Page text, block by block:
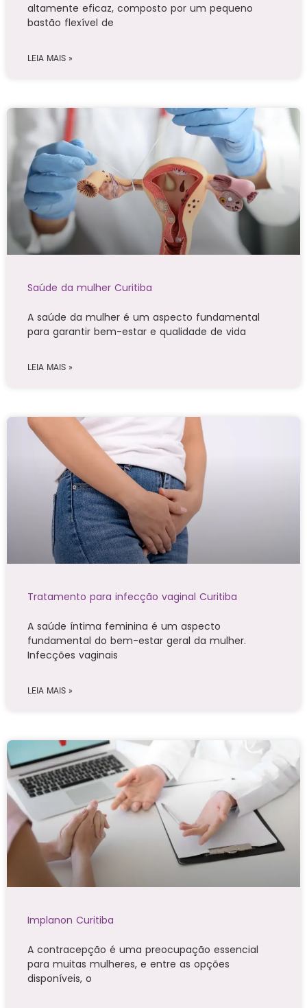
altamente eficaz, composto por um pequeno
bastão flexível de
LEIA MAIS »
Saúde da mulher Curitiba
A saúde da mulher é um aspecto fundamental
para garantir bem-estar e qualidade de vida
LEIA MAIS »
Tratamento para infecção vaginal Curitiba
A saúde íntima feminina é um aspecto
fundamental do bem-estar geral da mulher.
Infecções vaginais
LEIA MAIS »
Implanon Curitiba
A contracepção é uma preocupação essencial
para muitas mulheres, e entre as opções
disponíveis, o